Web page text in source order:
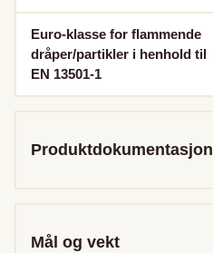
Euro-klasse for flammende
dråper/partikler i henhold til
EN 13501-1
Produktdokumentasjon
Mål og vekt